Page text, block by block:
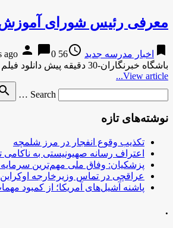
معرفی رئیس شورای
bookmark اخبار مدرسه جدید access_time
56 years ago
person chat_bubble0
باشگاه خبرنگاران-30 دقیقه پیش دانلود فیلم خارجی خرم خبر
View article...
Search …
نوشته‌های تازه
تکذیب وقوع انفجار در مرز شلمچه
اعتراف رسانه صهیونیستی به ناکامی
پزشکیان: وفاق ملی مهم‌ترین
عراقچی در تماس وزیرخارجه
پاشنه آشیل‌های آمریکا؛ از کمبود
.